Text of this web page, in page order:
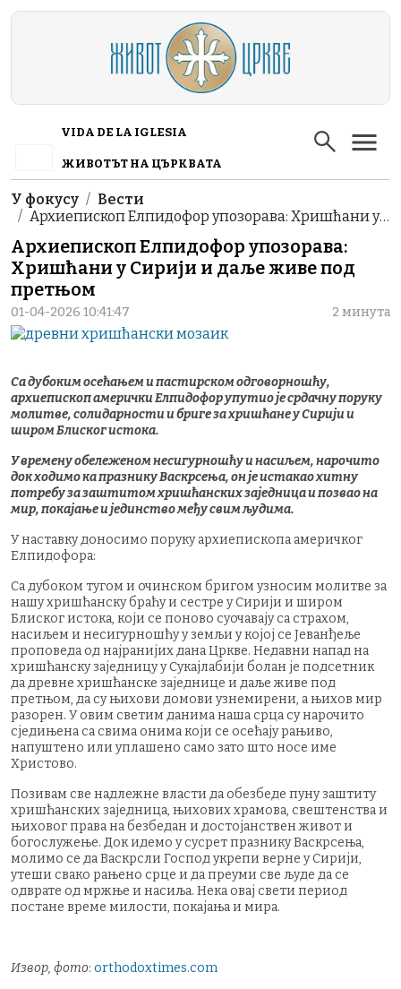
Skip to main content
VIDA DE LA IGLESIA
ЖИВОТЪТ НА ЦЪРКВАТА
Breadcrumb
У фокусу
Вести
Архиепископ Елпидофор упозорава: Хришћани у…
Архиепископ Елпидофор упозорава:
Хришћани у Сирији и даље живе под
претњом
01-04-2026 10:41:47 2 минута
Са дубоким осећањем и пастирском одговорношћу,
архиепископ амерички Елпидофор упутио је срдачну поруку
молитве, солидарности и бриге за хришћане у Сирији и
широм Блиског истока.
У времену обележеном несигурношћу и насиљем, нарочито
док ходимо ка празнику Васкрсења, он је истакао хитну
потребу за заштитом хришћанских заједница и позвао на
мир, покајање и јединство међу свим људима.
У наставку доносимо поруку архиепископа америчког
Елпидофора:
Са дубоком тугом и очинском бригом узносим молитве за
нашу хришћанску браћу и сестре у Сирији и широм
Блиског истока, који се поново суочавају са страхом,
насиљем и несигурношћу у земљи у којој се Јеванђеље
проповеда од најранијих дана Цркве. Недавни напад на
хришћанску заједницу у Сукајлабији болан је подсетник
да древне хришћанске заједнице и даље живе под
претњом, да су њихови домови узнемирени, а њихов мир
разорен. У овим светим данима наша срца су нарочито
сједињена са свима онима који се осећају рањиво,
напуштено или уплашено само зато што носе име
Христово.
Позивам све надлежне власти да обезбеде пуну заштиту
хришћанских заједница, њихових храмова, свештенства и
њиховог права на безбедан и достојанствен живот и
богослужење. Док идемо у сусрет празнику Васкрсења,
молимо се да Васкрсли Господ укрепи верне у Сирији,
утеши свако рањено срце и да преуми све људе да се
одврате од мржње и насиља. Нека овај свети период
постане време милости, покајања и мира.
Извор, фото: orthodoxtimes.com